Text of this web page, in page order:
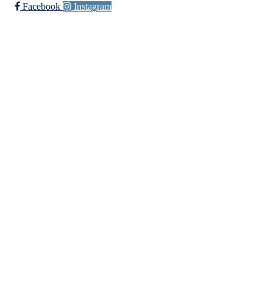
Facebook Instagram